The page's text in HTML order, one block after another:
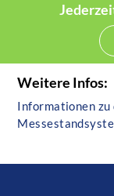
Weitere Infos:
Informationen